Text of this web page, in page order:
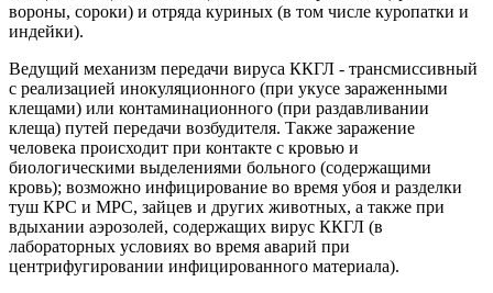
вороны, сороки) и отряда куриных (в том числе куропатки и
индейки).
Ведущий механизм передачи вируса ККГЛ - трансмиссивный
с реализацией инокуляционного (при укусе зараженными
клещами) или контаминационного (при раздавливании
клеща) путей передачи возбудителя. Также заражение
человека происходит при контакте с кровью и
биологическими выделениями больного (содержащими
кровь); возможно инфицирование во время убоя и разделки
туш КРС и МРС, зайцев и других животных, а также при
вдыхании аэрозолей, содержащих вирус ККГЛ (в
лабораторных условиях во время аварий при
центрифугировании инфицированного материала).